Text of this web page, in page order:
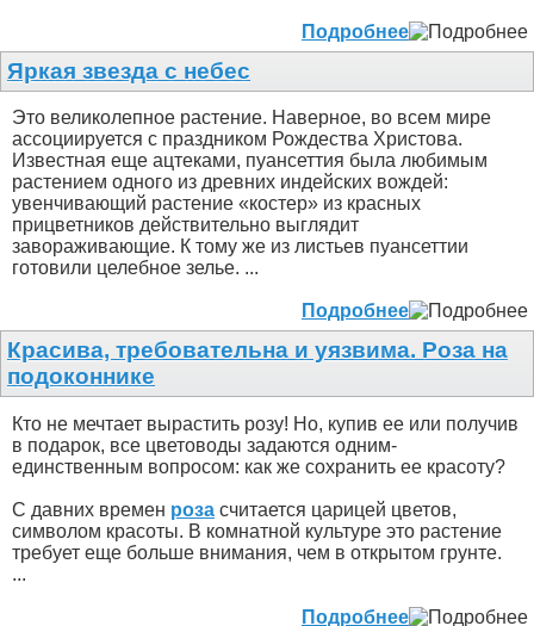
Подробнее
Яркая звезда с небес
Это великолепное растение. Наверное, во всем мире
ассоциируется с праздником Рождества Христова.
Известная еще ацтеками, пуансеттия была любимым
растением одного из древних индейских вождей:
увенчивающий растение «костер» из красных
прицветников действительно выглядит
завораживающие. К тому же из листьев пуансеттии
готовили целебное зелье. ...
Подробнее
Красива, требовательна и уязвима. Роза на
подоконнике
Кто не мечтает вырастить розу! Но, купив ее или получив
в подарок, все цветоводы задаются одним-
единственным вопросом: как же сохранить ее красоту?
С давних времен роза считается царицей цветов,
символом красоты. В комнатной культуре это растение
требует еще больше внимания, чем в открытом грунте.
...
Подробнее